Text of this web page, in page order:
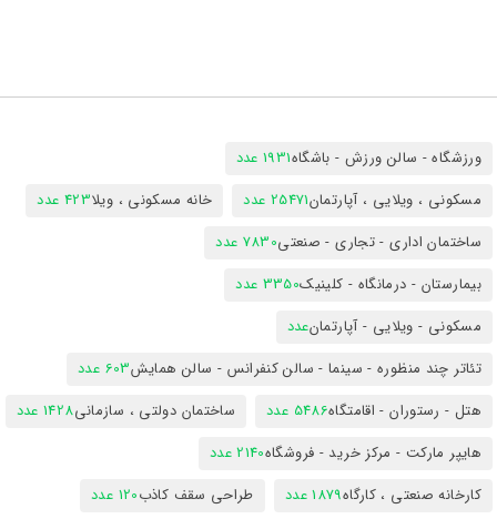
ورزشگاه - سالن ورزش - باشگاه1931 عدد
مسکونی ، ویلایی ، آپارتمان25471 عدد خانه مسکونی ، ویلا423 عدد
ساختمان اداری - تجاری - صنعتی7830 عدد
بیمارستان - درمانگاه - کلینیک3350 عدد
مسکونی - ویلایی - آپارتمانعدد
تئاتر چند منظوره - سینما - سالن کنفرانس - سالن همایش603 عدد
هتل - رستوران - اقامتگاه5486 عدد ساختمان دولتی ، سازمانی1428 عدد
هایپر مارکت - مرکز خرید - فروشگاه2140 عدد
کارخانه صنعتی ، کارگاه1879 عدد طراحی سقف کاذب120 عدد